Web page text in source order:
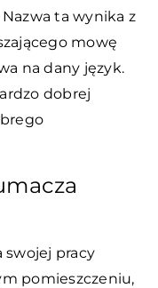
ta wynika z
mowę
na dany język.
dobrej
swojej pracy
pomieszczeniu,